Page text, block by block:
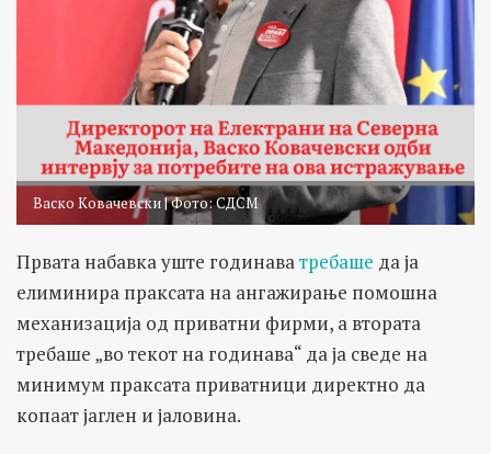
Васко Ковачевски | Фото: СДСМ
Првата набавка уште годинаватребаше да ја
елиминира праксата на ангажирање помошна
механизација од приватни фирми, а втората
требаше „во текот на годинава“ да ја сведе на
минимум праксата приватници директно да
копаат јаглен и јаловина.